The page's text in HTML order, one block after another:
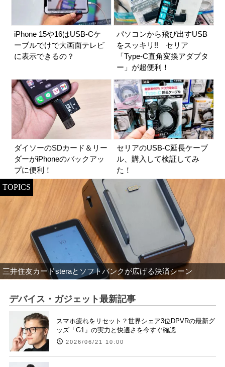
iPhone 15や16はUSB-Cケ
ーブルでけで大画面テレビ
に表示できるの？
パソコンから飛び出すUSB
をスッキリ!! セリア
「Type-C直角変換アダプタ
ー」が超便利！
ダイソーのSDカード＆リー
ダーがiPhoneのバックアッ
プに便利！
セリアのUSB-C延長ケーブ
ル、購入して検証してみ
た！
TOPICS
三井住友カードsteraとソフトバンクが広げる決済シーン
デバイス・ガジェット最新記事
スマホ疲れをリセット？世界シェア3位DPVRの最新グ
ッズ「G1」の実力と快適さを今すぐ確認
2026/06/21 10:00